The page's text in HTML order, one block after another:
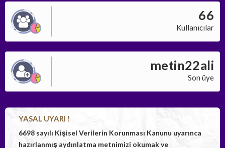
66
Kullanıcılar
metin22ali
Son üye
YASAL UYARI !
6698 sayılı Kişisel Verilerin Korunması Kanunu uyarınca
hazırlanmış aydınlatma metnimizi okumak ve